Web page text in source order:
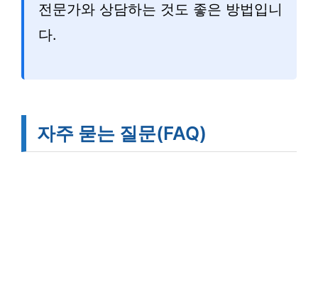
전문가와 상담하는 것도 좋은 방법입니
다.
자주 묻는 질문(FAQ)